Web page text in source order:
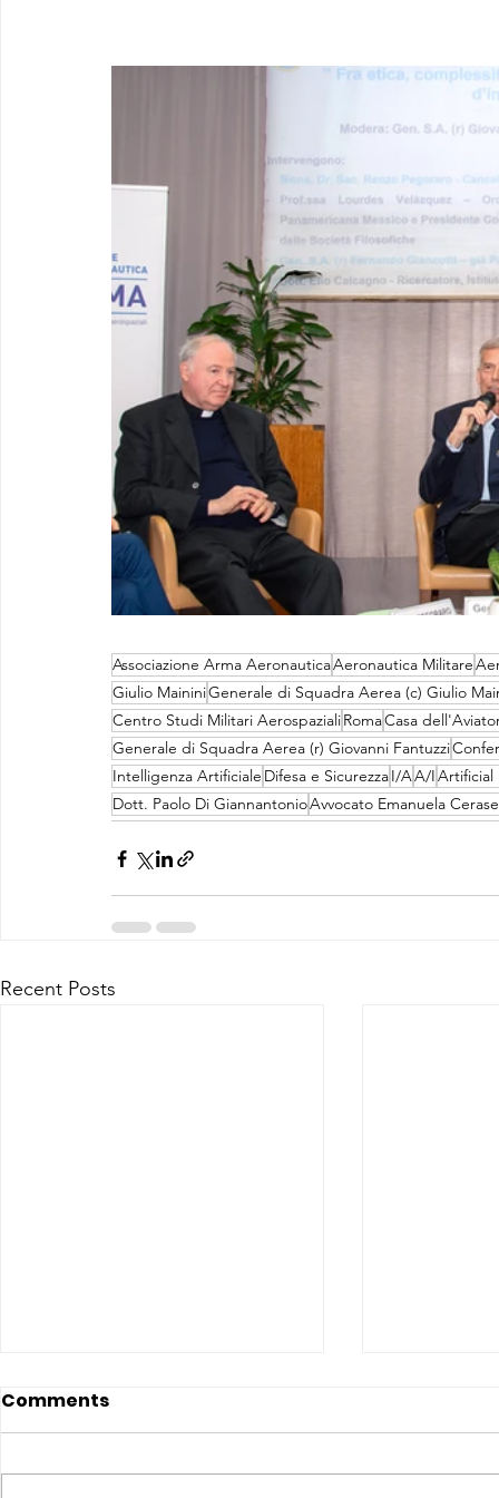
Associazione Arma AeronauticaAeronautica Militare
Giulio MaininiGenerale di Squadra Aerea (c) Giulio
Centro Studi Militari AerospazialiRomaCasa
Generale di Squadra Aerea (r) Giovanni Fantuzzi
Intelligenza Artificiale Difesa e SicurezzaI/AA/IArtificial
Dott. Paolo Di GiannantonioAvvocato Emanuela
Recent Posts
Comments